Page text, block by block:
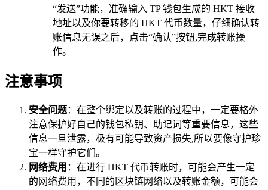
“发送”功能，准确输入 TP 钱包生成的 HKT 接收
地址以及你要转移的 HKT 代币数量，仔细确认转
账信息无误之后，点击“确认”按钮,完成转账操
作。
注意事项
安全问题：在整个绑定以及转账的过程中，一定要格外
注意保护好自己的钱包私钥、助记词等重要信息，这些
信息一旦泄露，极有可能导致资产损失,所以要像守护珍
宝一样守护它们。
网络费用 ：在进行 HKT 代币转账时，可能会产生一定
的网络费用，不同的区块链网络以及转账金额，可能会